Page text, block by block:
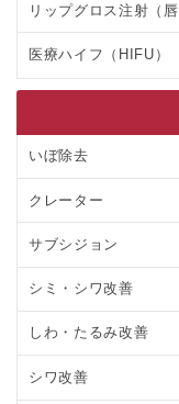
リップグロス注射（
医療ハイフ（HIFU）
いぼ除去
クレーター
サブシジョン
シミ・シワ改善
しわ・たるみ改善
シワ改善